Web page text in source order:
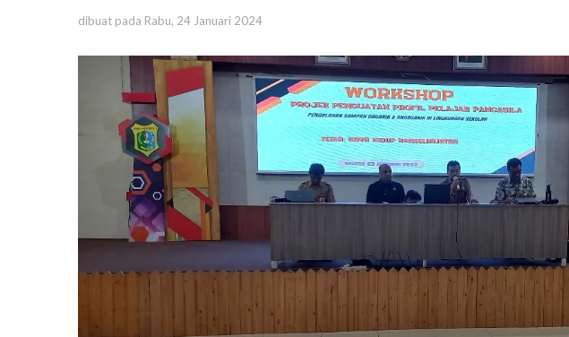
dibuat pada Rabu, 24 Januari 2024